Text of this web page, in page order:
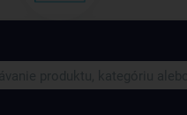
Prihláste sa k odberu nášho